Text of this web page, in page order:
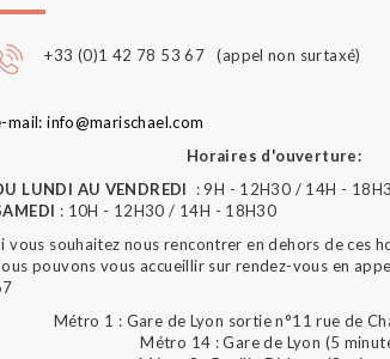
+33 (0)1 42 78 53 67 (appel non surtaxé)
mail: info@marischael.com
Horaires d'ouverture:
LUNDI AU VENDREDI
: 9H - 12H30 / 14H -
: 10H - 12H30 / 14H - 18H30
vous souhaitez nous rencontrer en dehors de ces
pouvons vous accueillir sur rendez-vous en
Métro 1 : Gare de Lyon sortie n°11 rue de
Métro 14 : Gare de Lyon (5